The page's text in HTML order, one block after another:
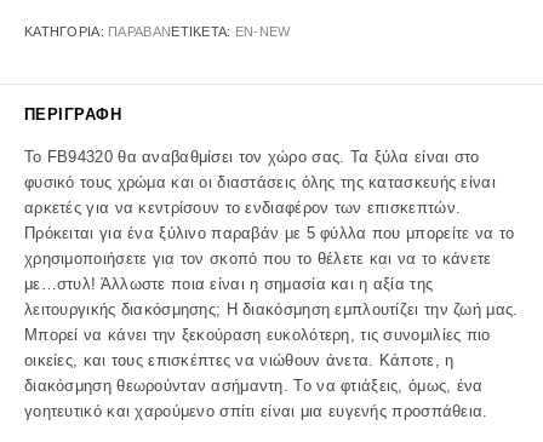
ΚΑΤΗΓΟΡΊΑ: ΠΑΡΑΒΑΝ ΕΤΙΚΈΤΑ: EN-NEW
ΠΕΡΙΓΡΑΦΉ
Το FB94320 θα αναβαθμίσει τον χώρο σας. Τα ξύλα είναι στο
φυσικό τους χρώμα και οι διαστάσεις όλης της κατασκευής είναι
αρκετές για να κεντρίσουν το ενδιαφέρον των επισκεπτών.
Πρόκειται για ένα ξύλινο παραβάν με 5 φύλλα που μπορείτε να το
χρησιμοποιήσετε για τον σκοπό που το θέλετε και να το κάνετε
με…στυλ! Άλλωστε ποια είναι η σημασία και η αξία της
λειτουργικής διακόσμησης; Η διακόσμηση εμπλουτίζει την ζωή μας.
Μπορεί να κάνει την ξεκούραση ευκολότερη, τις συνομιλίες πιο
οικείες, και τους επισκέπτες να νιώθουν άνετα. Κάποτε, η
διακόσμηση θεωρούνταν ασήμαντη. Το να φτιάξεις, όμως, ένα
γοητευτικό και χαρούμενο σπίτι είναι μια ευγενής προσπάθεια.